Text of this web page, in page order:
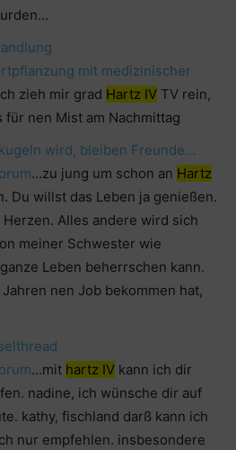
mit medizinischer
zieh mir grad Hartz IV TV rein,
für nen Mist am Nachmittag
wird, bleiben Freunde…
…zu jung um schon an Hartz
Du willst das Leben ja genießen.
Alles andere wird sich
meiner Schwester wie
Leben beherrschen kann.
nen Job bekommen hat,
…mit hartz IV kann ich dir
nadine, ich wünsche dir auf
kathy, fischland darß kann ich
nur empfehlen. insbesondere